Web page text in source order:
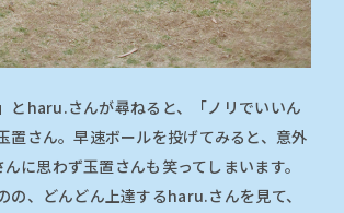
とharu.さんが尋ねると、「ノリでいいん
置さん。早速ボールを投げてみると、意外
に思わず玉置さんも笑ってしまいます。
の、どんどん上達するharu.さんを見て、